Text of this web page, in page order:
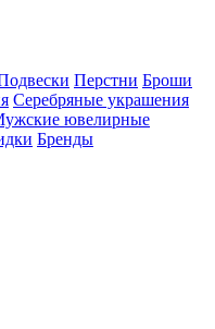
Перстни Броши
Серебряные украшения
ювелирные
Бренды